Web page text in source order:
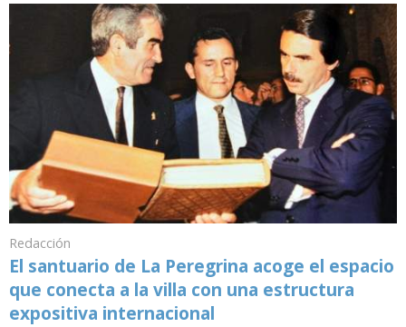
Redacción
El santuario de La Peregrina acoge el espacio
que conecta a la villa con una estructura
expositiva internacional